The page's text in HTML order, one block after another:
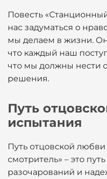
Повесть
нас задуматься о
мы делаем в жизни.
что каждый наш
что мы должны нести
решения.
Путь
испытания
Путь отцовской
смотритель» – это
разочарований и